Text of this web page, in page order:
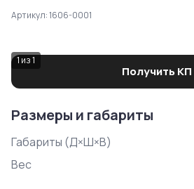
Артикул:1606-0001
1 из1
Получить КП
Размеры и габариты
Габариты (Д×Ш×В)
Вес